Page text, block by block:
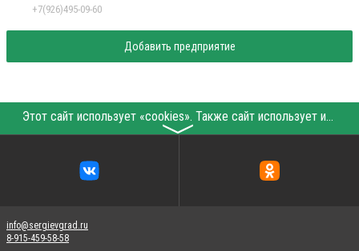
+7(926)495-09-60
Добавить предприятие
Этот сайт использует «cookies». Также сайт использует интернет-сервис для сбора технических данных касательно посетителей с целью получения маркетинговой и статистической информации. Условия обработки данных посетителей сайта см.
〉
info@sergievgrad.ru
8-915-459-58-58